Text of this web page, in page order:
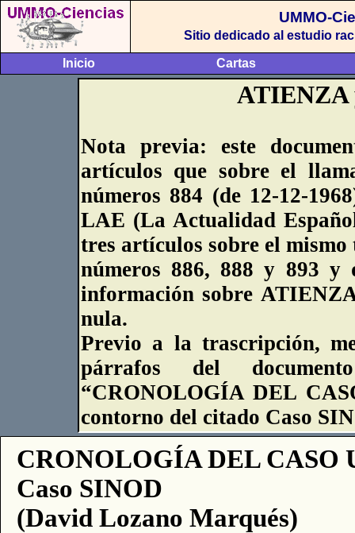
UMMO-
Sitio dedicado al estudio
Inicio Cartas
ATIENZA
Nota previa: este
artículos que sobre el
números 884 (de 12-12-
LAE (La Actualidad
tres artículos sobre el mismo
números 886, 888 y 893
información sobre
nula.
Previo a la trascripción,
párrafos del
“CRONOLOGÍA DEL
contorno del citado Caso
CRONOLOGÍA DEL CASO
Caso SINOD
(David Lozano Marqués)